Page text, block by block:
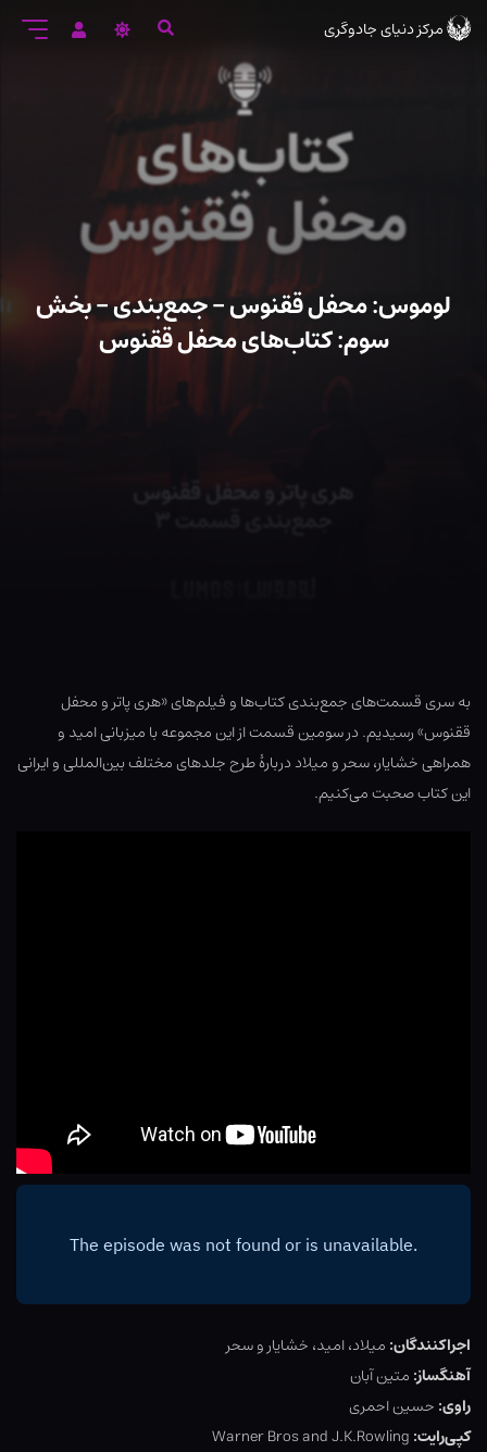
ورود
مرکز دنیای جادوگری
لوموس: محفل ققنوس – جمع‌بندی – بخش
سوم: کتاب‌های محفل ققنوس
به سری قسمت‌های جمع‌بندی کتاب‌ها و فیلم‌های «هری پاتر و محفل
ققنوس» رسیدیم. در سومین قسمت از این مجموعه با میزبانی امید و
همراهی خشایار، سحر و میلاد دربارهٔ طرح جلدهای مختلف بین‌المللی و ایرانی
این کتاب صحبت می‌کنیم.
اجراکنندگان: میلاد، امید، خشایار و سحر
آهنگساز: متین آبان
راوی: حسین احمری
کپی‌رایت: Warner Bros and J.K.Rowling